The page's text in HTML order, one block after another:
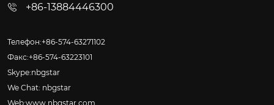
+86-13884446300
Телефон:+86-574-63271102
Факс:+86-574-63223101
Skype:nbgstar
We Chat: nbgstar
Web:www.nbgstar.com